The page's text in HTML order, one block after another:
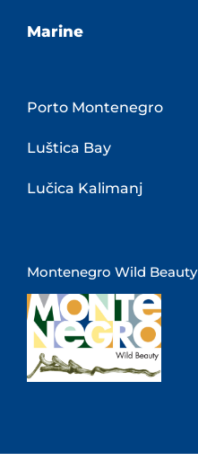
Marine
Porto Montenegro
Luštica Bay
Lučica Kalimanj
Montenegro Wild Beauty